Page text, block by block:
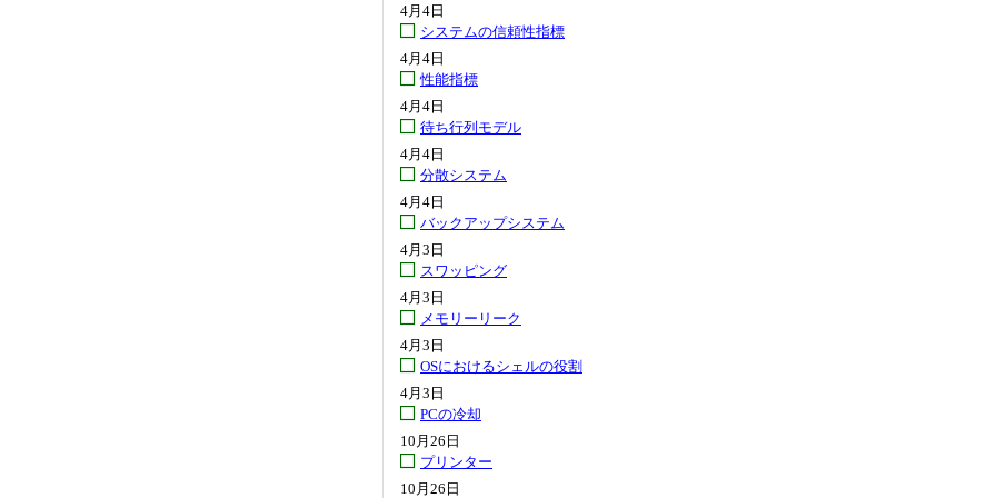
4月4日
システムの信頼性指標
4月4日
性能指標
4月4日
待ち行列モデル
4月4日
分散システム
4月4日
バックアップシステム
4月3日
スワッピング
4月3日
メモリーリーク
4月3日
OSにおけるシェルの役割
4月3日
PCの冷却
10月26日
プリンター
10月26日